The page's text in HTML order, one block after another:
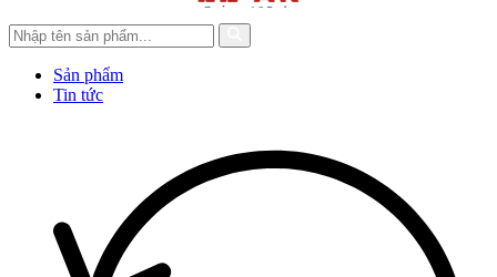
Sản phẩm
Tin tức